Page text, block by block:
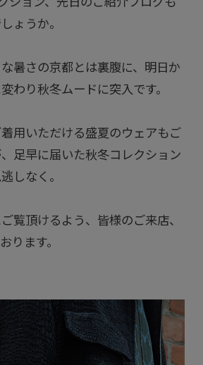
ょうか。
暑さの京都とは裏腹に、明日か
わり秋冬ムードに突入です。
用いただける盛夏のウェアもご
足早に届いた秋冬コレクション
しなく。
覧頂けるよう、皆様のご来店、
ります。